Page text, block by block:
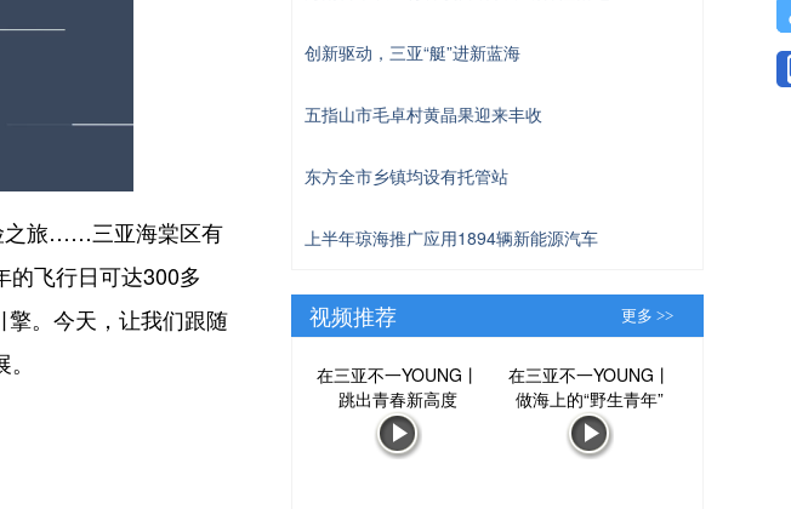
之旅……三亚海棠区有
的飞行日可达300多
擎。今天，让我们跟随
创新驱动，三亚“艇”进新蓝海
五指山市毛卓村黄晶果迎来丰收
东方全市乡镇均设有托管站
上半年琼海推广应用1894辆新能源汽车
视频推荐 更多 >>
在三亚不一YOUNG丨
跳出青春新高度
在三亚不一YOUNG丨
做海上的“野生青年”